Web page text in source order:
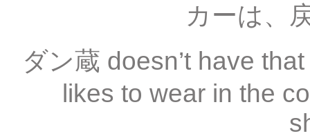
カーは、
ダン蔵 doesn’t have
likes to wear in the